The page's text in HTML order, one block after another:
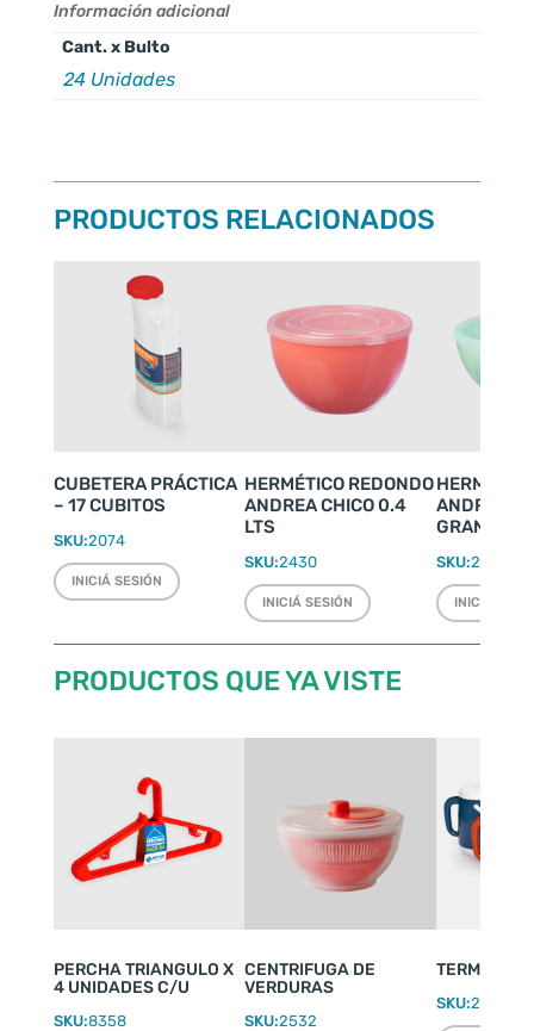
Información adicional
Cant. x Bulto
24 Unidades
PRODUCTOS RELACIONADOS
CUBETERA PRÁCTICA
– 17 CUBITOS
SKU:2074
INICIÁ SESIÓN
HERMÉTICO REDONDO
ANDREA CHICO 0.4
LTS
SKU:2430
INICIÁ SESIÓN
ANDREA
GRANDE
SKU:2433
INICIÁ
PRODUCTOS QUE YA VISTE
PERCHA TRIANGULO X
4 UNIDADES C/U
SKU:8358
CENTRIFUGA DE
VERDURAS
SKU:2532
TERMO
SKU:2220